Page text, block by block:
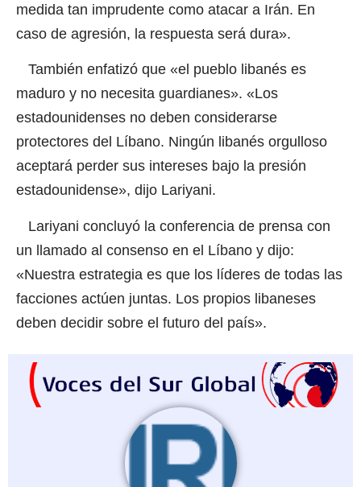
medida tan imprudente como atacar a Irán. En
caso de agresión, la respuesta será dura».
También enfatizó que «el pueblo libanés es
maduro y no necesita guardianes». «Los
estadounidenses no deben considerarse
protectores del Líbano. Ningún libanés orgulloso
aceptará perder sus intereses bajo la presión
estadounidense», dijo Lariyani.
Lariyani concluyó la conferencia de prensa con
un llamado al consenso en el Líbano y dijo:
«Nuestra estrategia es que los líderes de todas las
facciones actúen juntas. Los propios libaneses
deben decidir sobre el futuro del país».